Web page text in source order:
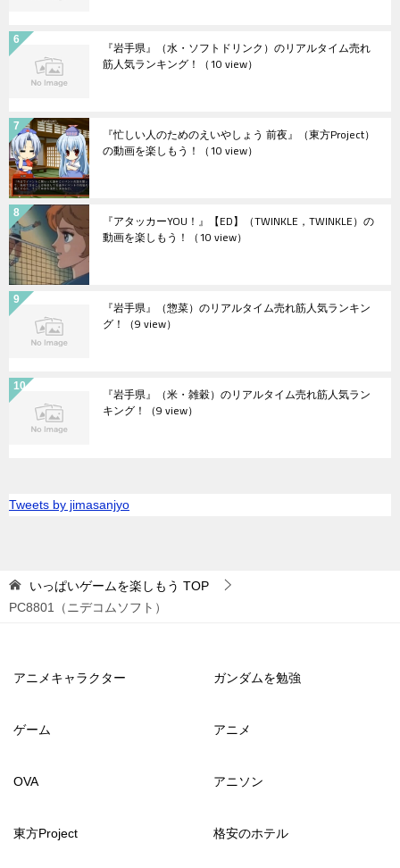
『岩手県』（水・ソフトドリンク）のリアルタイム売れ
筋人気ランキング！ （10 view）
『忙しい人のためのえいやしょう 前夜』（東方Project）
の動画を楽しもう！ （10 view）
『アタッカーYOU！』【ED】（TWINKLE，TWINKLE）の
動画を楽しもう！ （10 view）
『岩手県』（惣菜）のリアルタイム売れ筋人気ランキン
グ！ （9 view）
『岩手県』（米・雑穀）のリアルタイム売れ筋人気ラン
キング！ （9 view）
Tweets by jimasanjyo
いっぱいゲームを楽しもう TOP
PC8801（ニデコムソフト）
アニメキャラクター ガンダムを勉強
ゲーム アニメ
OVA アニソン
東方Project 格安のホテル